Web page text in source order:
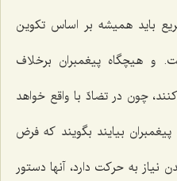
باید همیشه بر اساس تكوین
و هیچگاه پیغمبران برخلاف
چون در تضادّ با واقع خواهد
بیایند بگویند كه فرض
به حركت دارد، آنها دستور